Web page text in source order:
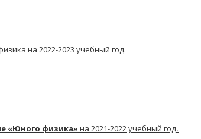
на 2022-2023 учебный год.
«Юного физика» на 2021-2022 учебный год.